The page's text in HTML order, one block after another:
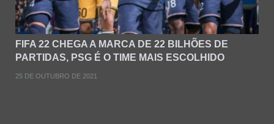
FIFA 22 CHEGA A MARCA DE 22 BILHÕES DE
PARTIDAS, PSG É O TIME MAIS ESCOLHIDO
25 DE OUTUBRO DE 2021